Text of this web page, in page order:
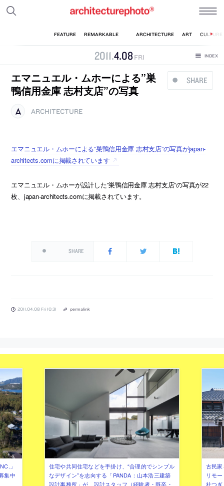
2011.4.08 FRI
SHARE
エマニュエル・ムホーによる”巣
鴨信用金庫 志村支店”の写真
ARCHITECTURE
エマニュエル・ムホーによる”巣鴨信用金庫 志村支店”の写真がjapan-
architects.comに掲載されています
エマニュエル・ムホーが設計した”巣鴨信用金庫 志村支店”の写真が22
枚、japan-architects.comに掲載されています。
SHARE
2011.04.08 Fri 10:31 permalink
」
集中
住宅や共同住宅などを手掛け、“合理的でシンプル
なデザイン”を志向する「PANDA：山本浩三建築
設計事務所」が、設計スタッフ（経験者・既卒・
古民
リモ
社つ